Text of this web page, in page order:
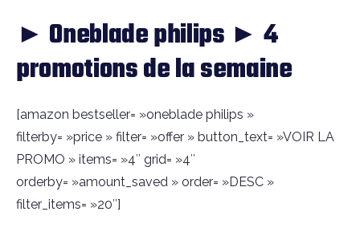
► Oneblade philips ► 4
promotions de la semaine
[amazon bestseller= »oneblade philips »
filterby= »price » filter= »offer » button_text= »VOIR LA
PROMO » items= »4″ grid= »4″
orderby= »amount_saved » order= »DESC »
filter_items= »20″]